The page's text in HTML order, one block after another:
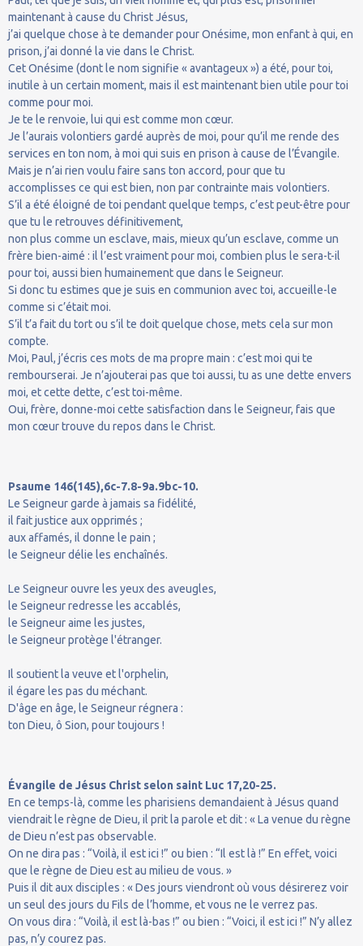
maintenant à cause du Christ Jésus,
j’ai quelque chose à te demander pour Onésime, mon enfant à qui, en
prison, j’ai donné la vie dans le Christ.
Cet Onésime (dont le nom signifie « avantageux ») a été, pour toi,
inutile à un certain moment, mais il est maintenant bien utile pour toi
comme pour moi.
Je te le renvoie, lui qui est comme mon cœur.
Je l’aurais volontiers gardé auprès de moi, pour qu’il me rende des
services en ton nom, à moi qui suis en prison à cause de l’Évangile.
Mais je n’ai rien voulu faire sans ton accord, pour que tu
accomplisses ce qui est bien, non par contrainte mais volontiers.
S’il a été éloigné de toi pendant quelque temps, c’est peut-être pour
que tu le retrouves définitivement,
non plus comme un esclave, mais, mieux qu’un esclave, comme un
frère bien-aimé : il l’est vraiment pour moi, combien plus le sera-t-il
pour toi, aussi bien humainement que dans le Seigneur.
Si donc tu estimes que je suis en communion avec toi, accueille-le
comme si c’était moi.
S’il t’a fait du tort ou s’il te doit quelque chose, mets cela sur mon
compte.
Moi, Paul, j’écris ces mots de ma propre main : c’est moi qui te
rembourserai. Je n’ajouterai pas que toi aussi, tu as une dette envers
moi, et cette dette, c’est toi-même.
Oui, frère, donne-moi cette satisfaction dans le Seigneur, fais que
mon cœur trouve du repos dans le Christ.
Psaume 146(145),6c-7.8-9a.9bc-10.
Le Seigneur garde à jamais sa fidélité,
il fait justice aux opprimés ;
aux affamés, il donne le pain ;
le Seigneur délie les enchaînés.
Le Seigneur ouvre les yeux des aveugles,
le Seigneur redresse les accablés,
le Seigneur aime les justes,
le Seigneur protège l'étranger.
Il soutient la veuve et l'orphelin,
il égare les pas du méchant.
D'âge en âge, le Seigneur régnera :
ton Dieu, ô Sion, pour toujours !
Évangile de Jésus Christ selon saint Luc 17,20-25.
En ce temps-là, comme les pharisiens demandaient à Jésus quand
viendrait le règne de Dieu, il prit la parole et dit : « La venue du règne
de Dieu n’est pas observable.
On ne dira pas : “Voilà, il est ici !” ou bien : “Il est là !” En effet, voici
que le règne de Dieu est au milieu de vous. »
Puis il dit aux disciples : « Des jours viendront où vous désirerez voir
un seul des jours du Fils de l’homme, et vous ne le verrez pas.
On vous dira : “Voilà, il est là-bas !” ou bien : “Voici, il est ici !” N’y allez
pas, n’y courez pas.